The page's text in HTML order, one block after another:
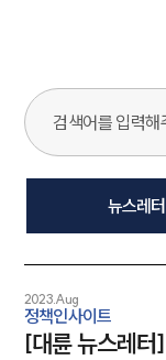
뉴스레터/브로슈어 검
뉴스레터
정책인사이트
2023.Aug
[대륜 뉴스레터